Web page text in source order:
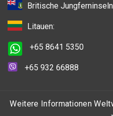
Britische
Litauen:
+65 8641 5350
+65 932 66888
Weitere Informationen